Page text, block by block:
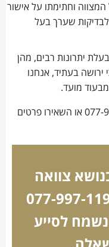
וחתימתו על אישור
לבדיקות שערך בעל
יתרונות רבים, מהן
ירושה בעתיד, אנחנו
מבעוד מועד.
לייעוץ אישי ומקצועי התקשרו 077-997-1190 או השאירו פרטים
צוואה
התקשרו 077-997-1190
לסייע